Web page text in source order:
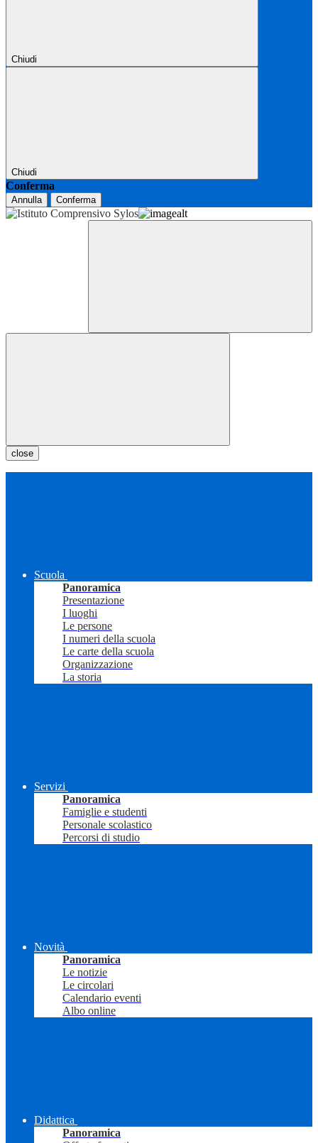
Chiudi
Chiudi
Conferma
Annulla Conferma
close
Scuola
Panoramica
Presentazione
I luoghi
Le persone
I numeri della scuola
Le carte della scuola
Organizzazione
La storia
Servizi
Panoramica
Famiglie e studenti
Personale scolastico
Percorsi di studio
Novità
Panoramica
Le notizie
Le circolari
Calendario eventi
Albo online
Didattica
Panoramica